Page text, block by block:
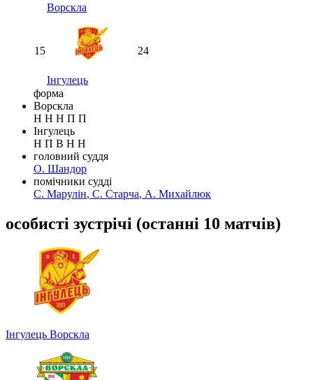
Ворскла
15
Інгулець
24
форма
Ворскла
Н Н Н П П
Інгулець
Н П В Н Н
головний суддя
О. Шандор
помічники судді
С. Марулін, С. Старча, А. Михайлюк
особисті зустрічі (останні 10 матчів)
Інгулець Ворскла